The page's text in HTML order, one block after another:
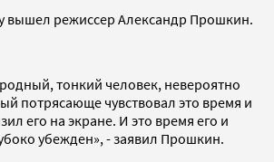
вышел режиссер Александр Прошкин.
тонкий человек, невероятно
потрясающе чувствовал это время и
его на экране. И это время его и
убежден», - заявил Прошкин.